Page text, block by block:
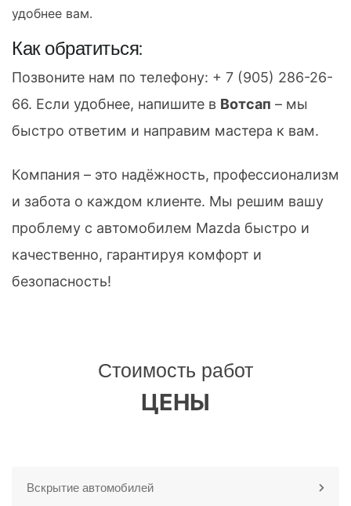
удобнее вам.
Как обратиться:
Позвоните нам по телефону: + 7 (905) 286-26-
66. Если удобнее, напишите в Вотсап – мы
быстро ответим и направим мастера к вам.
Компания – это надёжность, профессионализм
и забота о каждом клиенте. Мы решим вашу
проблему с автомобилем Mazda быстро и
качественно, гарантируя комфорт и
безопасность!
Стоимость работ
ЦЕНЫ
Вскрытие автомобилей